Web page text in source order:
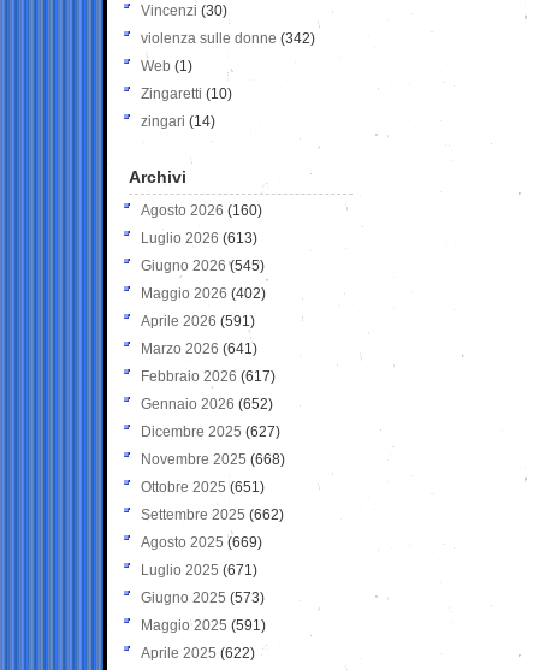
Vincenzi (30)
violenza sulle donne (342)
Web (1)
Zingaretti (10)
zingari (14)
Archivi
Agosto 2026 (160)
Luglio 2026 (613)
Giugno 2026 (545)
Maggio 2026 (402)
Aprile 2026 (591)
Marzo 2026 (641)
Febbraio 2026 (617)
Gennaio 2026 (652)
Dicembre 2025 (627)
Novembre 2025 (668)
Ottobre 2025 (651)
Settembre 2025 (662)
Agosto 2025 (669)
Luglio 2025 (671)
Giugno 2025 (573)
Maggio 2025 (591)
Aprile 2025 (622)